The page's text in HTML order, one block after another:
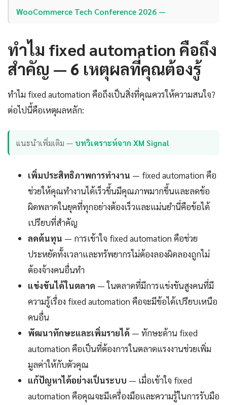
WooCommerce Tech Conference 2026 —
ทำไม fixed automation คือถึง
สำคัญ — 6 เหตุผลที่คุณต้องรู้
ทำไม fixed automation คือถึงเป็นสิ่งที่คุณควรให้ความสนใจ?
ต่อไปนี้คือเหตุผลหลัก:
แนะนำเพิ่มเติม — บทวิเคราะห์จาก XM Signal
เพิ่มประสิทธิภาพการทำงาน — fixed automation คือ
ช่วยให้คุณทำงานได้เร็วขึ้นมีคุณภาพมากขึ้นและลดข้อ
ผิดพลาดในยุคที่ทุกอย่างต้องเร็วและแม่นยำนี่คือข้อได้
เปรียบที่สำคัญ
ลดต้นทุน — การเข้าใจ fixed automation คือช่วย
ประหยัดทั้งเวลาและทรัพยากรไม่ต้องลองผิดลองถูกไม่
ต้องจ้างคนอื่นทำ
แข่งขันได้ในตลาด — ในตลาดที่มีการแข่งขันสูงคนที่มี
ความรู้เรื่อง fixed automation คือจะมีข้อได้เปรียบเหนือ
คนอื่น
พัฒนาทักษะและเพิ่มรายได้ — ทักษะด้าน fixed
automation คือเป็นที่ต้องการในตลาดแรงงานช่วยเพิ่ม
มูลค่าให้กับตัวคุณ
แก้ปัญหาได้อย่างเป็นระบบ — เมื่อเข้าใจ fixed
automation คือคุณจะมีเครื่องมือและความรู้ในการรับมือ